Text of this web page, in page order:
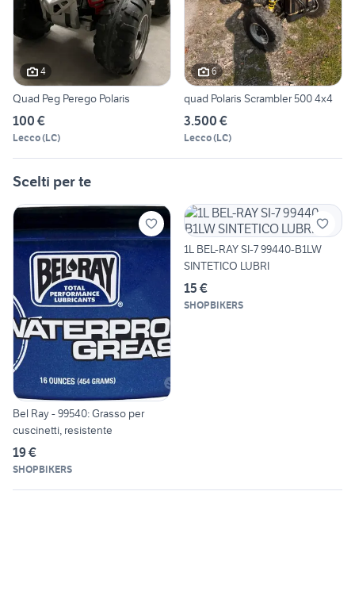
4
Quad Peg Perego Polaris
100 €
Lecco(LC)
6
quad Polaris Scrambler 500 4x4
3.500 €
Lecco(LC)
Scelti per te
Bel Ray - 99540: Grasso per
cuscinetti, resistente
19 €
SHOPBIKERS
1L BEL-RAY SI-7 99440-B1LW
SINTETICO LUBRI
15 €
SHOPBIKERS